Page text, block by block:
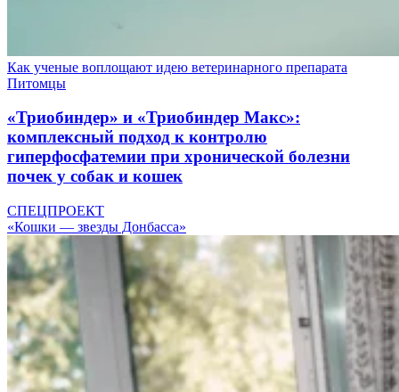
Как ученые воплощают идею ветеринарного препарата
Питомцы
«Триобиндер» и «Триобиндер Макс»:
комплексный подход к контролю
гиперфосфатемии при хронической болезни
почек у собак и кошек
СПЕЦПРОЕКТ
«Кошки — звезды Донбасса»